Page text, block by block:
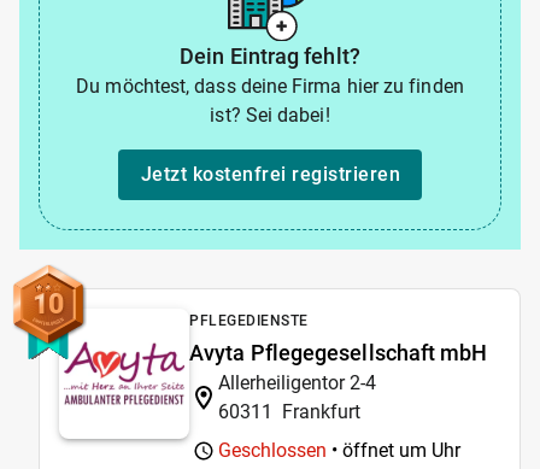
Dein Eintrag fehlt?
Du möchtest, dass deine Firma hier zu finden
ist? Sei dabei!
Jetzt kostenfrei registrieren
10 PFLEGEDIENSTE
Avyta Pflegegesellschaft mbH
Allerheiligentor 2-4
60311
Frankfurt
Geschlossen • öffnet um Uhr